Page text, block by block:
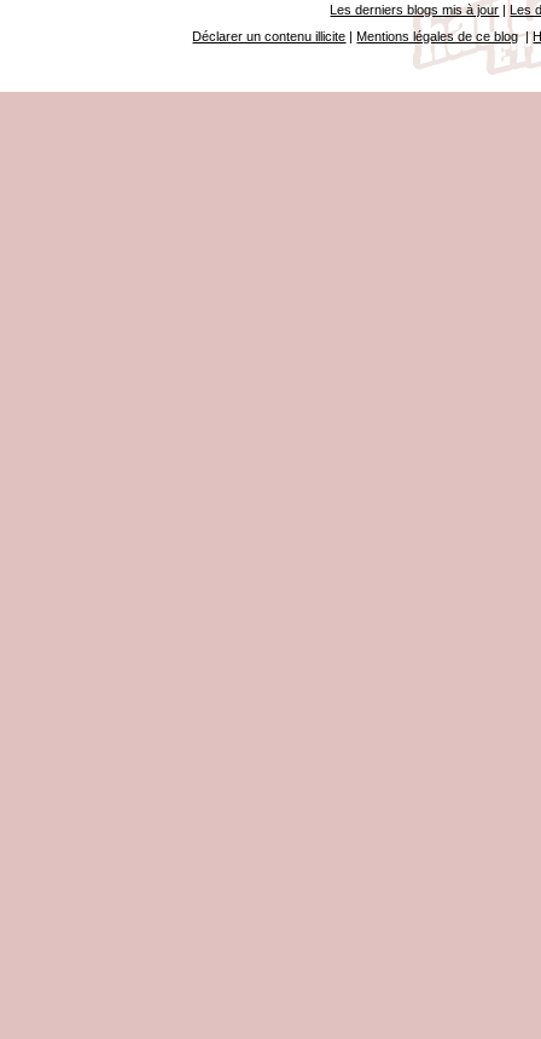
Les derniers blogs mis à jour |Les
Déclarer un contenu illicite |Mentions légales de ce blog|